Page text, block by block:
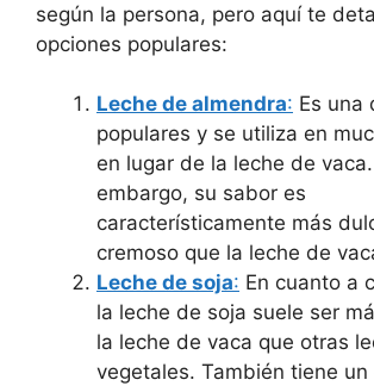
según la persona, pero aquí te
opciones populares:
Leche de almendra: Es una
populares y se utiliza en
en lugar de la leche de
embargo, su sabor es
característicamente más
cremoso que la leche de
Leche de soja: En cuanto a
la leche de soja suele ser
la leche de vaca que otras
vegetales. También tiene